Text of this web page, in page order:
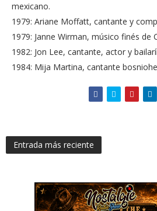
mexicano.
1979: Ariane Moffatt, cantante y
1979: Janne Wirman, músico finés de
1982: Jon Lee, cantante, actor y
1984: Mija Martina, cantante
Entrada más reciente